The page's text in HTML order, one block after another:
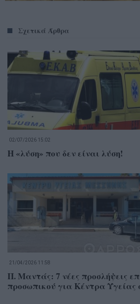
Σχετικά Άρθρα
02/07/2026 15:02
Η «λύση» που δεν είναι λύση!
21/04/2026 11:58
Π. Μαντάς: 7 νέες προσλήψεις
προσωπικού για Κέντρα Υγείας